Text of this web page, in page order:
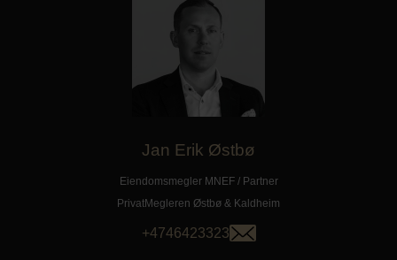
Jan Erik Østbø
Eiendomsmegler MNEF / Partner
PrivatMegleren Østbø & Kaldheim
+4746423323